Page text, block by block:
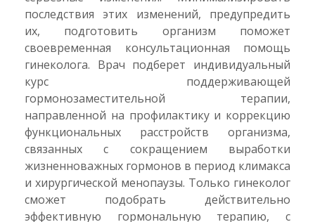
последствия этих изменений, предупредить
их, подготовить организм поможет
своевременная консультационная помощь
гинеколога. Врач подберет индивидуальный
курс поддерживающей
гормонозаместительной терапии,
направленной на профилактику и коррекцию
функциональных расстройств организма,
связанных с сокращением выработки
жизненноважных гормонов в период климакса
и хирургической менопаузы. Только гинеколог
сможет подобрать действительно
эффективную гормональную терапию, с